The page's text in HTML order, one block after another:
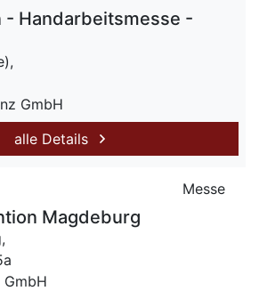
- Handarbeitsmesse -
GmbH
alle Details
Messe
Magdeburg
GmbH